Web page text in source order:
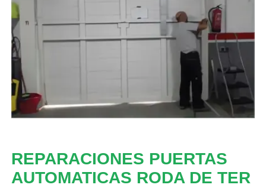
REPARACIONES PUERTAS
AUTOMATICAS RODA DE TER